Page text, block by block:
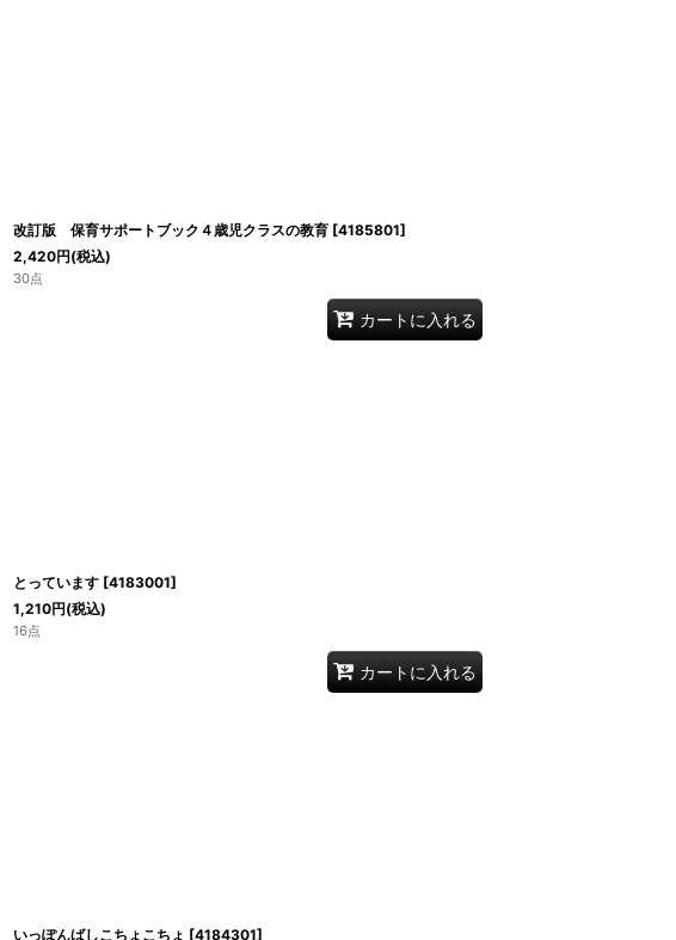
改訂版 保育サポートブック４歳児クラスの教育 [4185801]
2,420円(税込)
30点
カートに入れる
とっています [4183001]
1,210円(税込)
16点
カートに入れる
いっぽんばしこちょこちょ [4184301]